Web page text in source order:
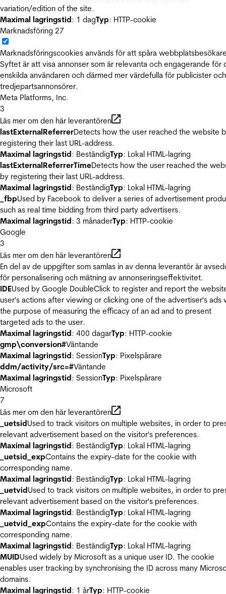
variation/edition of the site.
Maximal lagringstid: 1 dagTyp: HTTP-cookie
Marknadsföring 27
Marknadsföringscookies används för att spåra
Syftet är att visa annonser som är relevanta och engagerande för
enskilda användaren och därmed mer värdefulla för publicister och
tredjepartsannonsörer.
Meta Platforms, Inc.
3
Läs mer om den här leverantören
lastExternalReferrerDetects how the user reached the website
registering their last URL-address.
Maximal lagringstid: BeständigTyp: Lokal HTML-lagring
lastExternalReferrerTimeDetects how the user reached the
by registering their last URL-address.
Maximal lagringstid: BeständigTyp: Lokal HTML-lagring
_fbpUsed by Facebook to deliver a series of advertisement
such as real time bidding from third party advertisers.
Maximal lagringstid: 3 månaderTyp: HTTP-cookie
Google
3
Läs mer om den här leverantören
En del av de uppgifter som samlas in av denna leverantör är
för personalisering och mätning av annonseringseffektivitet.
IDEUsed by Google DoubleClick to register and report the
user's actions after viewing or clicking one of the advertiser's ads
the purpose of measuring the efficacy of an ad and to present
targeted ads to the user.
Maximal lagringstid: 400 dagarTyp: HTTP-cookie
gmp\conversion#Väntande
Maximal lagringstid: SessionTyp: Pixelspårare
ddm/activity/src=#Väntande
Maximal lagringstid: SessionTyp: Pixelspårare
Microsoft
7
Läs mer om den här leverantören
_uetsidUsed to track visitors on multiple websites, in order to
relevant advertisement based on the visitor's preferences.
Maximal lagringstid: BeständigTyp: Lokal HTML-lagring
_uetsid_expContains the expiry-date for the cookie with
corresponding name.
Maximal lagringstid: BeständigTyp: Lokal HTML-lagring
_uetvidUsed to track visitors on multiple websites, in order to
relevant advertisement based on the visitor's preferences.
Maximal lagringstid: BeständigTyp: Lokal HTML-lagring
_uetvid_expContains the expiry-date for the cookie with
corresponding name.
Maximal lagringstid: BeständigTyp: Lokal HTML-lagring
MUIDUsed widely by Microsoft as a unique user ID. The cookie
enables user tracking by synchronising the ID across many
domains.
Maximal lagringstid: 1 årTyp: HTTP-cookie